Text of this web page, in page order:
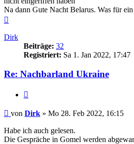
Na dann Gute Nacht Belarus. Was für
Dirk
Beiträge: 32
Registriert: Sa 1. Jan 2022, 17:47
Re: Nachbarland Ukraine
Beitrag
von Dirk » Mo 28. Feb 2022, 16:15
Habe ich auch gelesen.
Die Gespräche in Gomel werden